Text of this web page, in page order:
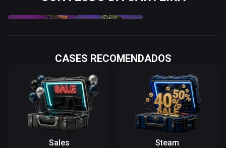
Q Price$
Odds %
Q
Price$
Odds %
CASES RECOMENDADOS
Sales
Steam